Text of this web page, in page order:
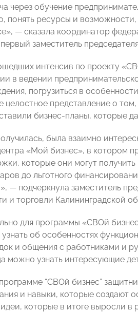
через обучение
понять ресурсы и
— сказала координатор
заместитель
интенсив по проекту
в ведении
погрузиться в
целостное представление о
бизнес-планы, которые
была взаимно
«Мой бизнес», в котором
которые они могут
до льготного
— подчеркнула заместитель
и торговли Калининградской
для программы «СВОй
узнать об особенностях
и общения с работниками и
можно узнать интересующие
“СВОй бизнес”
и навыки, которые создают
которые в итоге выросли